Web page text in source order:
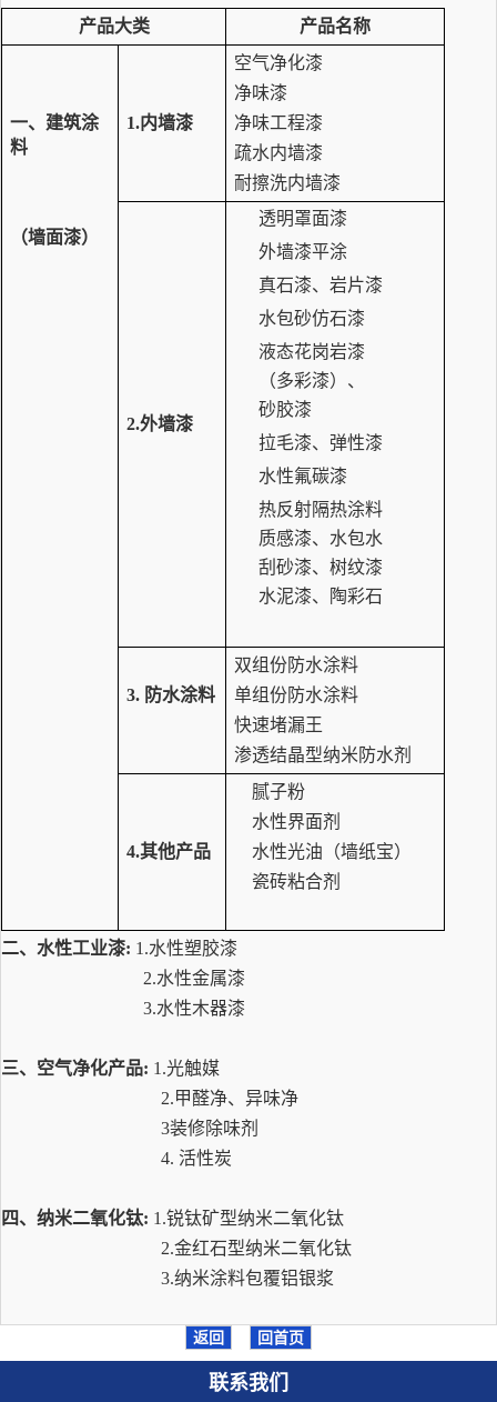
产品大类
产品名称
一、 建筑涂
料
（墙面漆）
1.内墙漆
空气净化漆
净味漆
净味工程漆
疏水内墙漆
耐擦洗内墙漆
2.外墙漆
透明罩面漆
外墙漆平涂
真石漆、岩片漆
水包砂仿石漆
液态花岗岩漆
（多彩漆）、
砂胶漆
拉毛漆、弹性漆
水性氟碳漆
热反射隔热涂料
质感漆、水包水
刮砂漆、树纹漆
水泥漆、陶彩石
3. 防水涂料
双组份防水涂料
单组份防水涂料
快速堵漏王
渗透结晶型纳米防水剂
4.其他产品
腻子粉
水性界面剂
水性光油（墙纸宝）
瓷砖粘合剂
二、水性工业漆: 1.水性塑胶漆
2.水性金属漆
3.水性木器漆
三、 空气净化产品: 1.光触媒
2.甲醛净、异味净
3装修除味剂
4. 活性炭
四、纳米二氧化钛: 1.锐钛矿型纳米二氧化钛
2.金红石型纳米二氧化钛
3.纳米涂料包覆铝银浆
返回 回首页
联系我们